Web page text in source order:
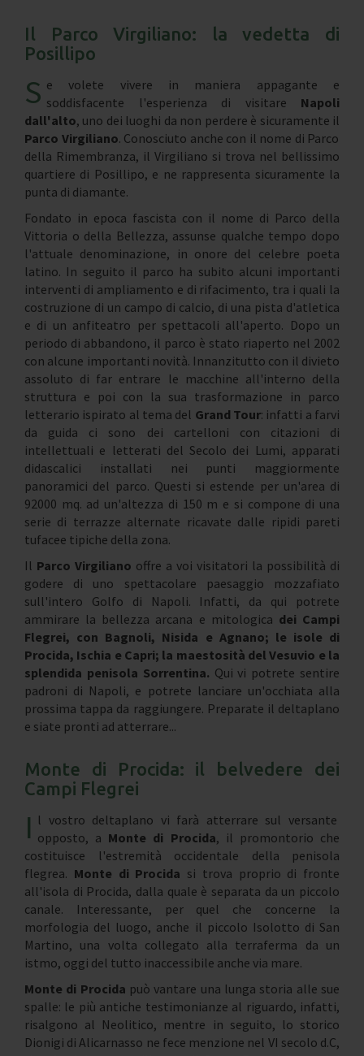
Il Parco Virgiliano: la vedetta di
Posillipo
S e volete vivere in maniera appagante e
soddisfacente l'esperienza di visitare Napoli
dall'alto, uno dei luoghi da non perdere è sicuramente il
Parco Virgiliano. Conosciuto anche con il nome di Parco
della Rimembranza, il Virgiliano si trova nel bellissimo
quartiere di Posillipo, e ne rappresenta sicuramente la
punta di diamante.
Fondato in epoca fascista con il nome di Parco della
Vittoria o della Bellezza, assunse qualche tempo dopo
l'attuale denominazione, in onore del celebre poeta
latino. In seguito il parco ha subito alcuni importanti
interventi di ampliamento e di rifacimento, tra i quali la
costruzione di un campo di calcio, di una pista d'atletica
e di un anfiteatro per spettacoli all'aperto. Dopo un
periodo di abbandono, il parco è stato riaperto nel 2002
con alcune importanti novità. Innanzitutto con il divieto
assoluto di far entrare le macchine all'interno della
struttura e poi con la sua trasformazione in parco
letterario ispirato al tema del Grand Tour: infatti a farvi
da guida ci sono dei cartelloni con citazioni di
intellettuali e letterati del Secolo dei Lumi, apparati
didascalici installati nei punti maggiormente
panoramici del parco. Questi si estende per un'area di
92000 mq. ad un'altezza di 150 m e si compone di una
serie di terrazze alternate ricavate dalle ripidi pareti
tufacee tipiche della zona.
Il Parco Virgiliano offre a voi visitatori la possibilità di
godere di uno spettacolare paesaggio mozzafiato
sull'intero Golfo di Napoli. Infatti, da qui potrete
ammirare la bellezza arcana e mitologica dei Campi
Flegrei, con Bagnoli, Nisida e Agnano; le isole di
Procida, Ischia e Capri; la maestosità del Vesuvio e la
splendida penisola Sorrentina. Qui vi potrete sentire
padroni di Napoli, e potrete lanciare un'occhiata alla
prossima tappa da raggiungere. Preparate il deltaplano
e siate pronti ad atterrare...
Monte di Procida: il belvedere dei
Campi Flegrei
I l vostro deltaplano vi farà atterrare sul versante
opposto, a Monte di Procida, il promontorio che
costituisce l'estremità occidentale della penisola
flegrea. Monte di Procida si trova proprio di fronte
all'isola di Procida, dalla quale è separata da un piccolo
canale. Interessante, per quel che concerne la
morfologia del luogo, anche il piccolo Isolotto di San
Martino, una volta collegato alla terraferma da un
istmo, oggi del tutto inaccessibile anche via mare.
Monte di Procida può vantare una lunga storia alle sue
spalle: le più antiche testimonianze al riguardo, infatti,
risalgono al Neolitico, mentre in seguito, lo storico
Dionigi di Alicarnasso ne fece menzione nel VI secolo d.C,